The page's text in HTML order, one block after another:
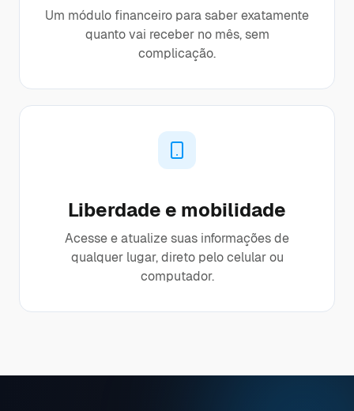
Um módulo financeiro para saber exatamente
quanto vai receber no mês, sem
complicação.
Liberdade e mobilidade
Acesse e atualize suas informações de
qualquer lugar, direto pelo celular ou
computador.